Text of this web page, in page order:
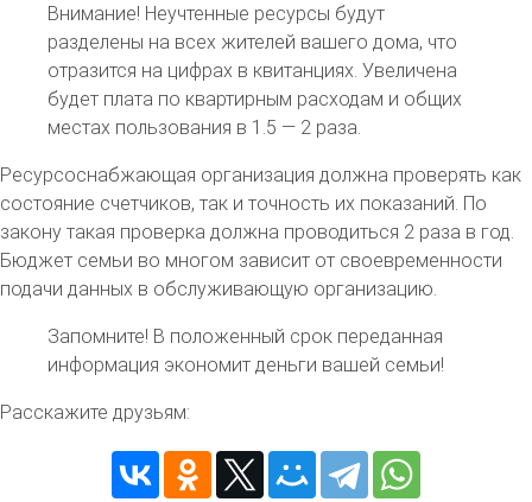
Внимание! Неучтенные ресурсы будут
разделены на всех жителей вашего дома, что
отразится на цифрах в квитанциях. Увеличена
будет плата по квартирным расходам и общих
местах пользования в 1.5 — 2 раза.
Ресурсоснабжающая организация должна проверять как
состояние счетчиков, так и точность их показаний. По
закону такая проверка должна проводиться 2 раза в год.
Бюджет семьи во многом зависит от своевременности
подачи данных в обслуживающую организацию.
Запомните! В положенный срок переданная
информация экономит деньги вашей семьи!
Расскажите друзьям: